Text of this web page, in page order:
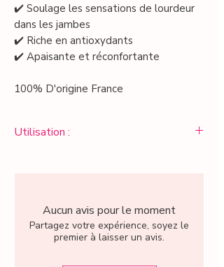
✔️ Soulage les sensations de lourdeur
dans les jambes
✔️ Riche en antioxydants
✔️ Apaisante et réconfortante
100% D'origine France
Utilisation :
Dégustation : 2 à 3 tasses/jour à boire
tout au long de la journée
Aucun avis pour le moment
Partagez votre expérience, soyez le
premier à laisser un avis.